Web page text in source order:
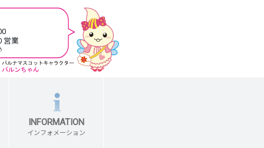
営業
INFORMATION
インフォメーション